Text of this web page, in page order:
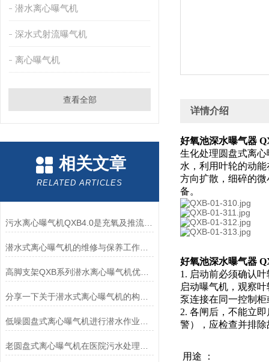
潜水离心曝气机
深水式射流曝气机
离心曝气机
查看全部
相关文章
RELATED ARTICLES
污水离心曝气机QXB4.0是充氧及推流搅拌,长期运行*
潜水式离心曝气机的维修与保养工作该如何做
高脚支架QXB系列潜水离心曝气机优势-南京凯普德
详情介绍
好氧池深水曝气器
生化处理圆盘式离
水，利用叶轮的动
方向扩散，细碎的
备。
好氧池深水曝气器
1. 启动前必须确认
启动曝气机，观察
泵连接在同一控制
2. 各闸后，不能立
警），应检查并排
用途 ：